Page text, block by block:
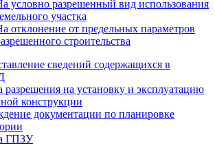
условно разрешенный вид использования
участка
отклонение от предельных параметров
строительства
сведений содержащихся в
разрешения на установку и эксплуатацию
конструкции
документации по планировке
ГПЗУ